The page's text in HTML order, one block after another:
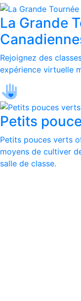
La Grande
Rejoignez des
expérience virtuelle
Petits
Petits pouces verts
moyens de cultiver
salle de classe.